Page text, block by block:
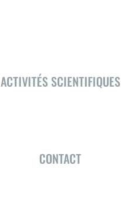
ACTIVITÉS SCIENTIFIQUES
CONTACT